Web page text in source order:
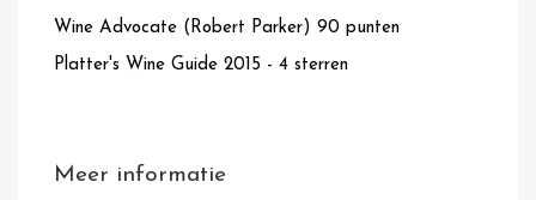
Wine Advocate (Robert Parker) 90 punten
Platter's Wine Guide 2015 - 4 sterren
Meer informatie